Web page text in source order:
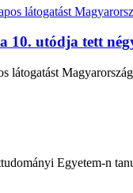
10. utódja tett
látogatást
Egyetem-n